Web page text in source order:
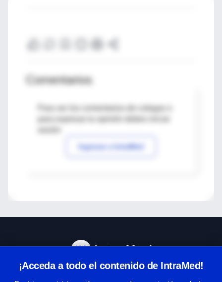
Comentarios
Para ver los comentarios de colegas o
Ingresar a IntraMed
¡Acceda a todo el contenido de IntraMed!